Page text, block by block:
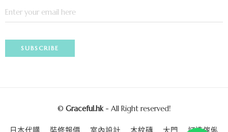
© Graceful.hk- All Right reserved!